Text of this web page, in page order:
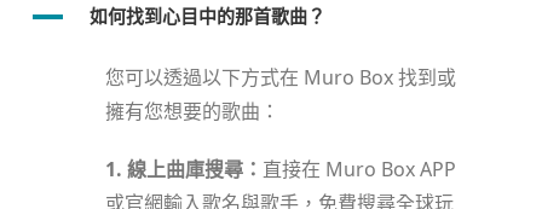
A 如何找到心目中的那首歌曲？
您可以透過以下方式在 Muro Box 找到或
擁有您想要的歌曲：
1. 線上曲庫搜尋： 直接在 Muro Box APP
或官網輸入歌名與歌手，免費搜尋全球玩